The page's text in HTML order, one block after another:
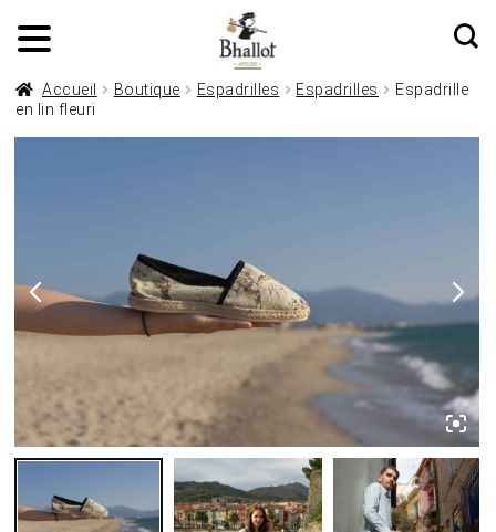
Accueil Boutique Espadrilles Espadrilles
Espadrille
en lin fleuri